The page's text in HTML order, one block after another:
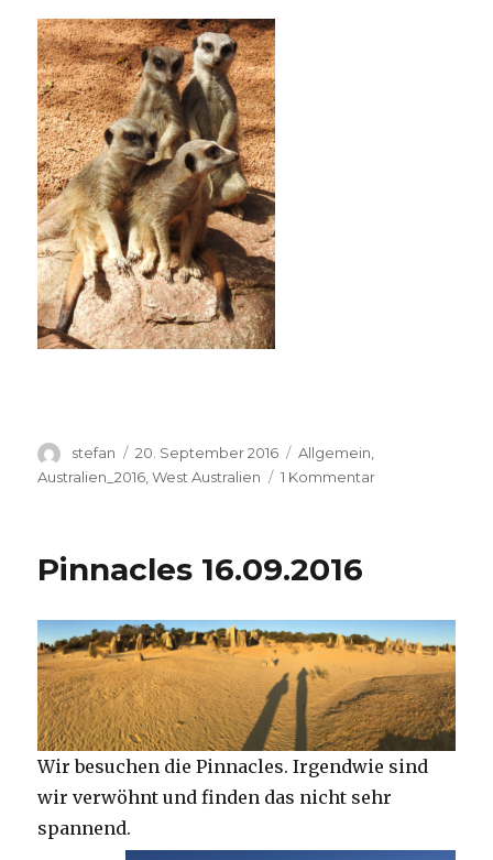
Autor
stefan
Veröffentlicht
am
20. September 2016 Kategorien
Allgemein,
Australien_2016 ,West Australien 1 Kommentarzu
Pinnacles 16.09.2016
Wir besuchen die Pinnacles. Irgendwie sind
wir verwöhnt und finden das nicht sehr
spannend.